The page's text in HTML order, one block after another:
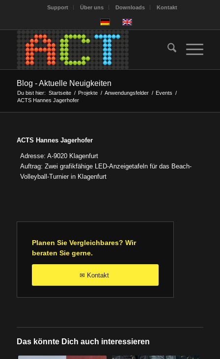
Support Über uns Downloads Kontakt
Blog - Aktuelle Neuigkeiten
Du bist hier: Startseite / Projekte / Anwendungsfelder / Events /
ACTS Hannes Jagerhofer
ACTS Hannes Jagerhofer
Adresse: A-9020 Klagenfurt
Auftrag: Zwei grafikfähige LED-Anzeigetafeln für das Beach-
Volleyball-Turnier in Klagenfurt
Planen Sie Vergleichbares? Wir
beraten Sie gerne.
✉ Kontakt
Das könnte Dich auch interessieren